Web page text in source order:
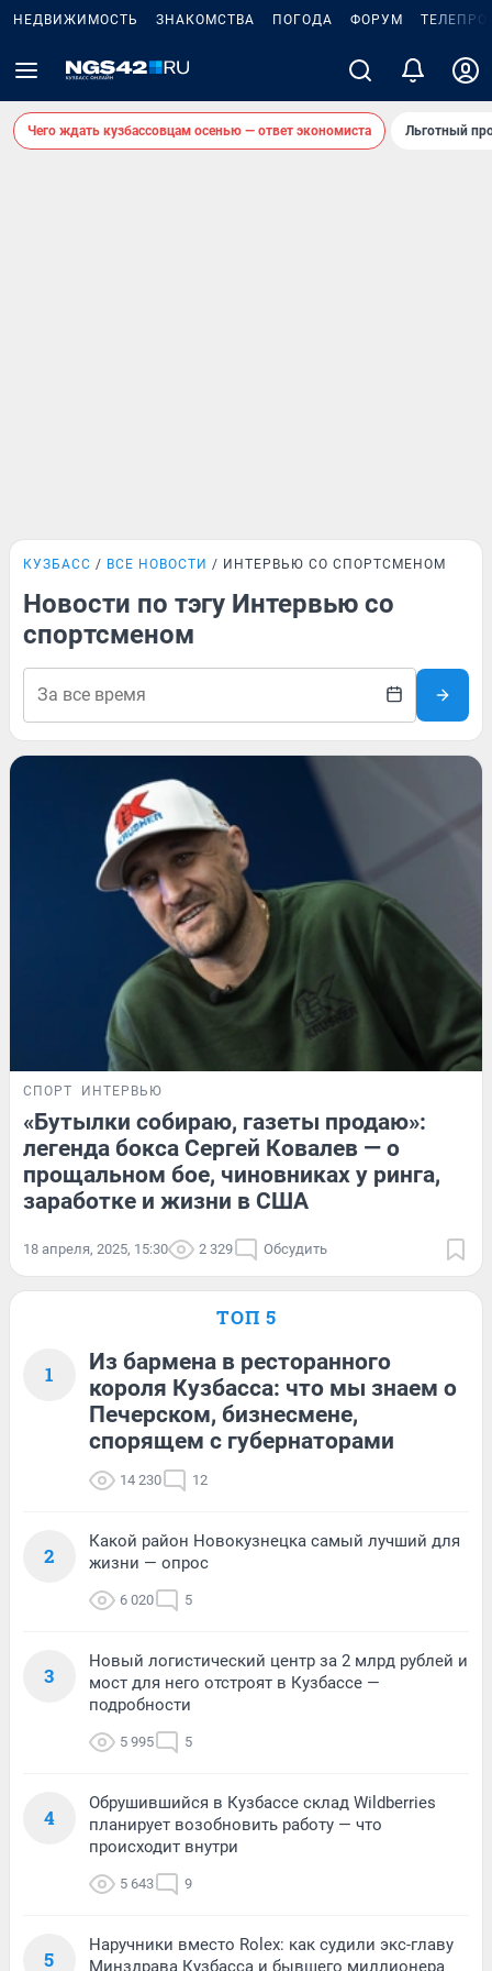
НЕДВИЖИМОСТЬ ЗНАКОМСТВА ПОГОДА ФОРУМ
Чего ждать кузбассовцам осенью — ответ экономиста Льготный
КУЗБАСС ВСЕ НОВОСТИ ИНТЕРВЬЮ СО СПОРТСМЕНОМ
Новости по тэгу Интервью со
спортсменом
СПОРТ ИНТЕРВЬЮ
«Бутылки собираю, газеты продаю»:
легенда бокса Сергей Ковалев — о
прощальном бое, чиновниках у ринга,
заработке и жизни в США
18 апреля, 2025, 15:30 2 329 Обсудить
ТОП 5
1
Из бармена в ресторанного
короля Кузбасса: что мы знаем о
Печерском, бизнесмене,
спорящем с губернаторами
14 230 12
2
Какой район Новокузнецка самый лучший для
жизни — опрос
6 020 5
3
Новый логистический центр за 2 млрд рублей и
мост для него отстроят в Кузбассе —
подробности
5 995 5
4
Обрушившийся в Кузбассе склад Wildberries
планирует возобновить работу — что
происходит внутри
5 643 9
5
Наручники вместо Rolex: как судили экс-главу
Минздрава Кузбасса и бывшего миллионера